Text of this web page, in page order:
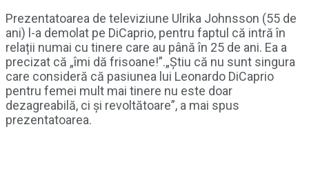
Prezentatoarea de televiziune Ulrika Johnsson (55 de
ani) l-a demolat pe DiCaprio, pentru faptul că intră în
relații numai cu tinere care au până în 25 de ani. Ea a
precizat că „îmi dă frisoane!”.„Știu că nu sunt singura
care consideră că pasiunea lui Leonardo DiCaprio
pentru femei mult mai tinere nu este doar
dezagreabilă, ci și revoltătoare”, a mai spus
prezentatoarea.